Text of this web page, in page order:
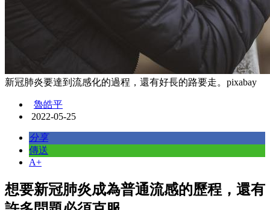
新冠肺炎要達到流感化的過程，還有好長的路要走。pixabay
魯皓平
2022-05-25
分享
傳送
A+
想要新冠肺炎成為普通流感的歷程，還有